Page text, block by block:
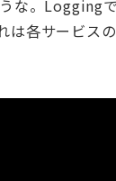
な。Logging
は各サービス